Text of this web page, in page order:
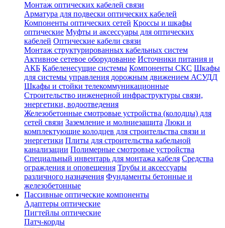
Монтаж оптических кабелей связи
Арматура для подвески оптических кабелей
Компоненты оптических сетей Кроссы и шкафы
оптические Муфты и аксессуары для оптических
кабелей Оптические кабели связи
Монтаж структурированных кабельных систем
Активное сетевое оборудование Источники питания и
АКБ Кабеленесущие системы Компоненты СКС Шкафы
для системы управления дорожным движением АСУДД
Шкафы и стойки телекоммуникационные
Строительство инженерной инфраструктуры связи,
энергетики, водоотведения
Железобетонные смотровые устройства (колодцы) для
сетей связи Заземление и молниезащита Люки и
комплектующие колодцев для строительства связи и
энергетики Плиты для строительства кабельной
канализации Полимерные смотровые устройства
Специальный инвентарь для монтажа кабеля Средства
ограждения и оповещения Трубы и аксессуары
различного назначения Фундаменты бетонные и
железобетонные
Пассивные оптические компоненты
Адаптеры оптические
Пигтейлы оптические
Патч-корды